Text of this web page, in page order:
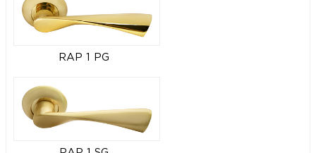
RAP 1 PG